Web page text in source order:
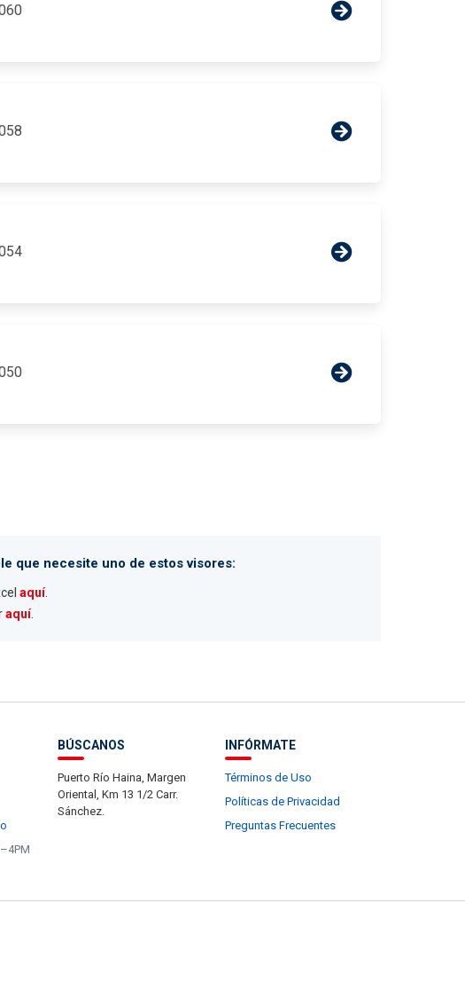
que necesite uno de estos visores:
aquí.
aquí.
BÚSCANOS
Puerto Río Haina, Margen
Oriental, Km 13 1/2 Carr.
Sánchez.
INFÓRMATE
Términos de Uso
Políticas de Privacidad
Preguntas Frecuentes